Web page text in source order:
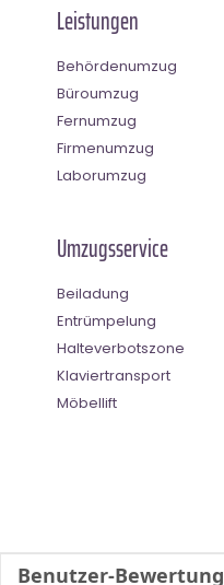
Leistungen
Behördenumzug
Büroumzug
Fernumzug
Firmenumzug
Laborumzug
Umzugsservice
Beiladung
Entrümpelung
Halteverbotszone
Klaviertransport
Möbellift
Benutzer-Bewertung